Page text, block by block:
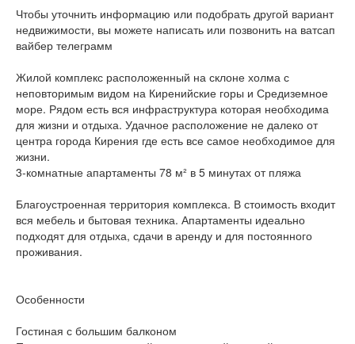
Чтобы уточнить информацию или подобрать другой вариант
недвижимости, вы можете написать или позвонить на ватсап
вайбер телеграмм
Жилой комплекс расположенный на склоне холма с
неповторимым видом на Киренийские горы и Средиземное
море. Рядом есть вся инфраструктура которая необходима
для жизни и отдыха. Удачное расположение не далеко от
центра города Кирения где есть все самое необходимое для
жизни.
3-комнатные апартаменты 78 м² в 5 минутах от пляжа
Благоустроенная территория комплекса. В стоимость входит
вся мебель и бытовая техника. Апартаменты идеально
подходят для отдыха, сдачи в аренду и для постоянного
проживания.
Особенности
Гостиная с большим балконом